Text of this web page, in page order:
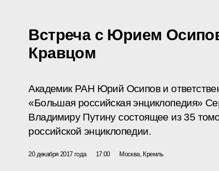
Встреча с Юрием
Кравцом
Академик РАН Юрий Осипов и
«Большая российская энциклопедия»
Владимиру Путину состоящее из 35
российской энциклопедии.
20 декабря 2017 года 17:00 Москва, Кремль